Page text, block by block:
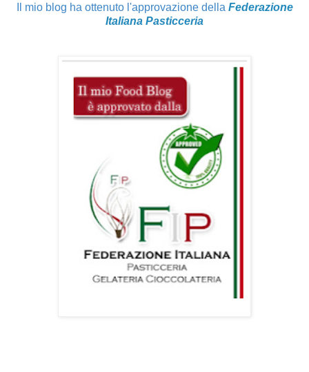
Il mio blog ha ottenuto l'approvazione della Federazione
Italiana Pasticceria